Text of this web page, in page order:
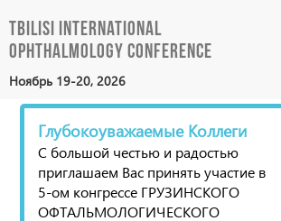
Ноябрь 19-20, 2026
Tbilisi International
Ophthalmology Conference
Глубокоуважаемые Коллеги
С большой честью и радостью
приглашаем Вас принять участие в
5-ом конгрессе ГРУЗИНСКОГО
ОФТАЛЬМОЛОГИЧЕСКОГО